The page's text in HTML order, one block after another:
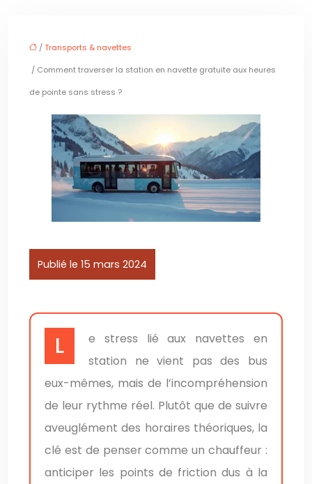
/Transports & navettes
/ Comment traverser la station en navette gratuite aux heures
de pointe sans stress ?
Publié le 15 mars 2024
Le stress lié aux navettes en
station ne vient pas des bus
eux-mêmes, mais de l’incompréhension
de leur rythme réel. Plutôt que de suivre
aveuglément des horaires théoriques, la
clé est de penser comme un chauffeur :
anticiper les points de friction dus à la